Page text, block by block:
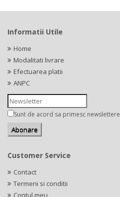
Informatii Utile
Home
Modalitati livrare
Efectuarea platii
ANPC
Sunt de acord sa primesc newslettere
Customer Service
Contact
Termeni si conditii
Contul meu